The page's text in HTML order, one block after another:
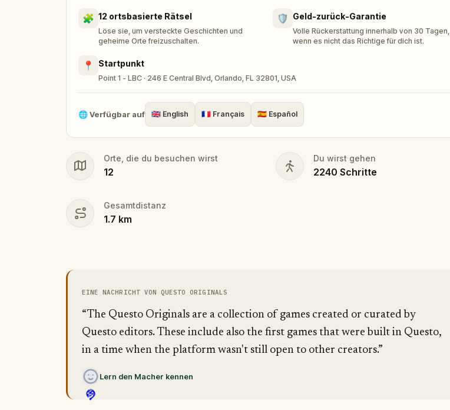
Who stole the Sensi-Stone?
And can the team solve the puzzles, follow the
clues, and bring the senses back before it’s too late?
find the Sensi-Stone!
🧩 12 ortsbasierte Rätsel
Löse sie, um versteckte Geschichten und
geheime Orte freizuschalten.
🛡️ Geld-zurück-Garantie
Volle Rückerstattung innerhalb von 30 Tagen,
wenn es nicht das Richtige für dich ist.
📍 Startpunkt
Point 1 - LBC · 246 E Central Blvd, Orlando, FL 32801, USA
🌐Verfügbar auf 🇬🇧 English 🇫🇷 Français 🇪🇸 Español
Orte, die du besuchen wirst
12
Du wirst gehen
2240 Schritte
Gesamtdistanz
1.7 km
EINE NACHRICHT VON QUESTO ORIGINALS
“The Questo Originals are a collection of games created or curated by
Questo editors. These include also the first games that were built in Questo,
in a time when the platform wasn't still open to other creators.”
Lern den Macher kennen